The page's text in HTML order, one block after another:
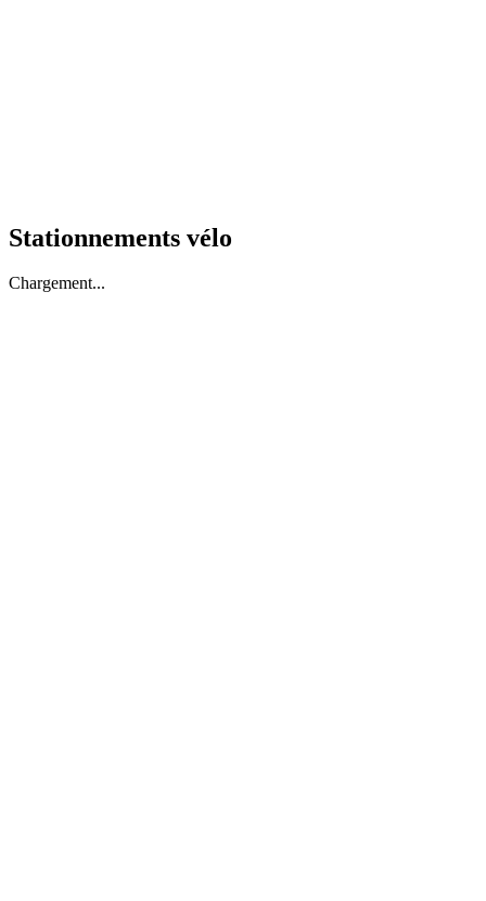
Stationnements vélo
Chargement...